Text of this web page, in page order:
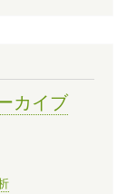
カイブ